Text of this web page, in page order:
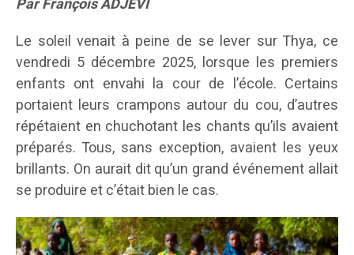
Le soleil venait à peine de se lever sur Thya, ce
vendredi 5 décembre 2025, lorsque les premiers
enfants ont envahi la cour de l’école. Certains
portaient leurs crampons autour du cou, d’autres
répétaient en chuchotant les chants qu’ils avaient
préparés. Tous, sans exception, avaient les yeux
brillants. On aurait dit qu’un grand événement allait
se produire et c’était bien le cas.